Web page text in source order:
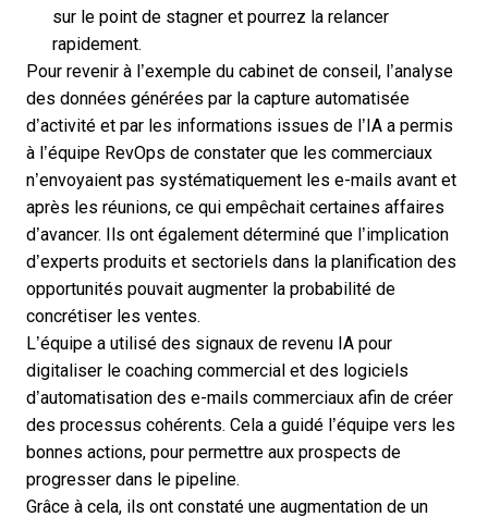
sur le point de stagner et pourrez la relancer
rapidement.
Pour revenir à l’exemple du cabinet de conseil, l’analyse
des données générées par la capture automatisée
d’activité et par les informations issues de l’IA a permis
à l’équipe RevOps de constater que les commerciaux
n’envoyaient pas systématiquement les e-mails avant et
après les réunions, ce qui empêchait certaines affaires
d’avancer. Ils ont également déterminé que l’implication
d’experts produits et sectoriels dans la planification des
opportunités pouvait augmenter la probabilité de
concrétiser les ventes.
L’équipe a utilisé des signaux de revenu IA pour
digitaliser le coaching commercial et des logiciels
d’automatisation des e-mails commerciaux afin de créer
des processus cohérents. Cela a guidé l’équipe vers les
bonnes actions, pour permettre aux prospects de
progresser dans le pipeline.
Grâce à cela, ils ont constaté une augmentation de un